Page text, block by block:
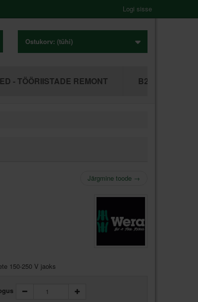
Logi sisse
Ostukorv: (tühi)
- TÖÖRIISTADE REMONT B2B
Järgmine toode →
150-250 V jaoks